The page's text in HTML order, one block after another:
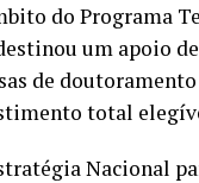
do Programa
um apoio
de
total
Nacional